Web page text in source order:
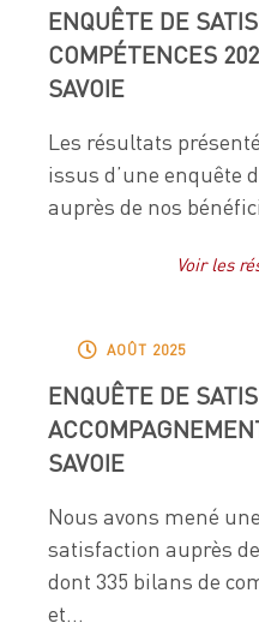
ENQUÊTE DE
COMPÉTENCES
SAVOIE
Les résultats
issus d’une enquête
auprès de nos
Voir les
 AOÛT 2025
ENQUÊTE DE
SAVOIE
Nous avons mené
satisfaction auprès
dont 335 bilans de
et...